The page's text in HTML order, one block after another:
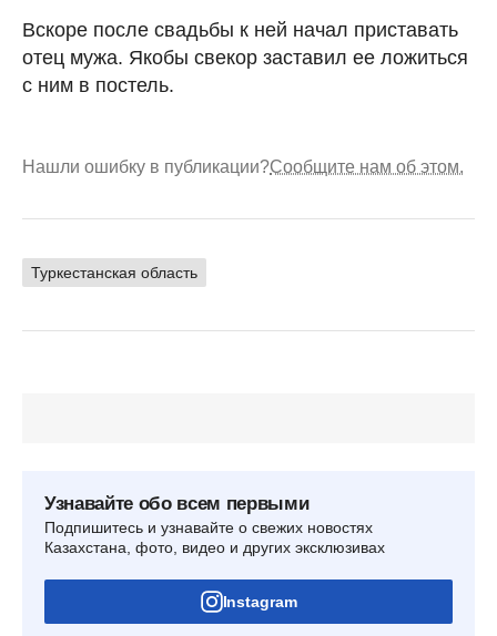
Вскоре после свадьбы к ней начал приставать
отец мужа. Якобы свекор заставил ее ложиться
с ним в постель.
Нашли ошибку в публикации?Сообщите нам об этом.
Туркестанская область
Узнавайте обо всем первыми
Подпишитесь и узнавайте о свежих новостях
Казахстана, фото, видео и других эксклюзивах
Instagram